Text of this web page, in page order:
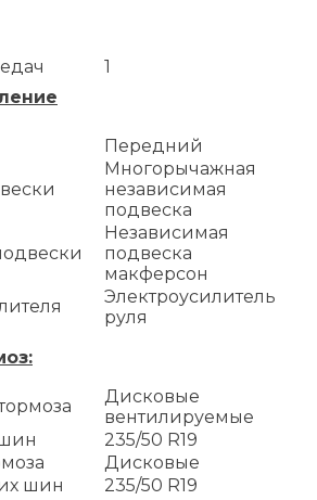
1
Передний
Многорычажная
независимая
подвеска
Независимая
подвеска
макферсон
Электроусилитель
руля
Дисковые
вентилируемые
235/50 R19
Дисковые
шин
235/50 R19